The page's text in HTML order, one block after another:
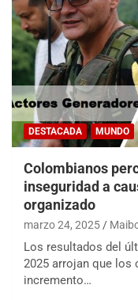
DESTACADA MUNDO
Colombianos
inseguridad a
organizado
marzo 24, 2025
Los resultados del
2025 arrojan que los
incremento…